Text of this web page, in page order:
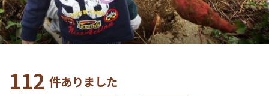
112 件ありました